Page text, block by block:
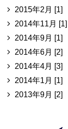
2015年2月 [1]
2014年11月 [1]
2014年9月 [1]
2014年6月 [2]
2014年4月 [3]
2014年1月 [1]
2013年9月 [2]